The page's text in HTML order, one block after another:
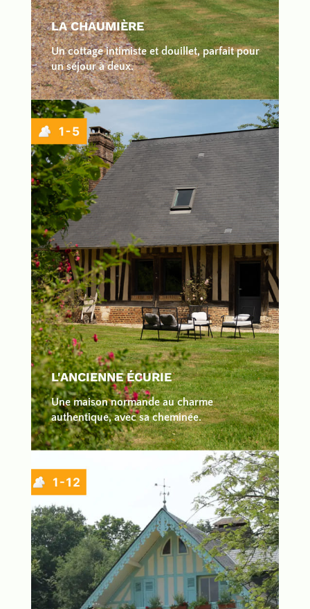
LA CHAUMIÈRE
Un cottage intimiste et douillet, parfait pour
un séjour à deux.
L'ANCIENNE ÉCURIE
Une maison normande au charme
authentique, avec sa cheminée.